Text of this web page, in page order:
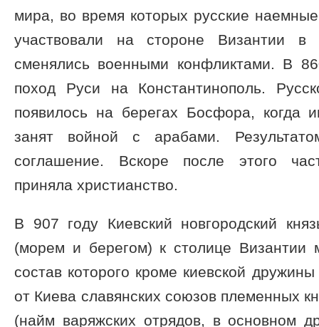
мира, во время которых русские
участвовали на стороне Византии
сменялись военными конфликтами. В
поход Руси на Константинополь.
появилось на берегах Босфора, когда
занят войной с арабами.
соглашение. Вскоре после этого
приняла христианство.
В 907 году Киевский новгородский
(морем и берегом) к столице Византии
состав которого кроме киевской
от Киева славянских союзов племенных
(найм варяжских отрядов, в основном